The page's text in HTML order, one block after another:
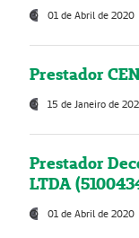
01 de Abril de 2020
Prestador
15 de Janeiro de
Prestador
LTDA
01 de Abril de 2020